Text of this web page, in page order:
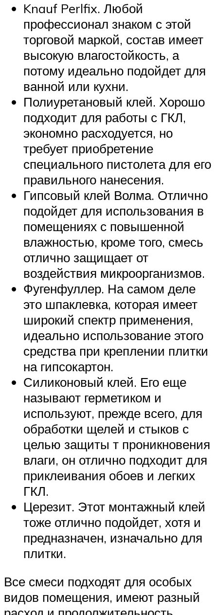
Knauf Perlfix. Любой
профессионал знаком с этой
торговой маркой, состав имеет
высокую влагостойкость, а
потому идеально подойдет для
ванной или кухни.
Полиуретановый клей. Хорошо
подходит для работы с ГКЛ,
экономно расходуется, но
требует приобретение
специального пистолета для его
правильного нанесения.
Гипсовый клей Волма. Отлично
подойдет для использования в
помещениях с повышенной
влажностью, кроме того, смесь
отлично защищает от
воздействия микроорганизмов.
Фугенфуллер. На самом деле
это шпаклевка, которая имеет
широкий спектр применения,
идеально использование этого
средства при креплении плитки
на гипсокартон.
Силиконовый клей. Его еще
называют герметиком и
используют, прежде всего, для
обработки щелей и стыков с
целью защиты т проникновения
влаги, он отлично подходит для
приклеивания обоев и легких
ГКЛ.
Церезит. Этот монтажный клей
тоже отлично подойдет, хотя и
предназначен, изначально для
плитки.
Все смеси подходят для особых
видов помещения, имеют разный